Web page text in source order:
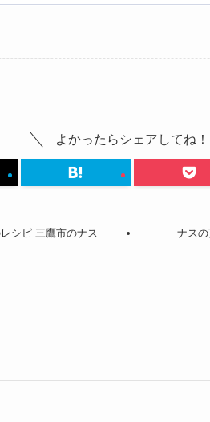
よかったらシェアしてね！
シピ 三鷹市のナス ナス